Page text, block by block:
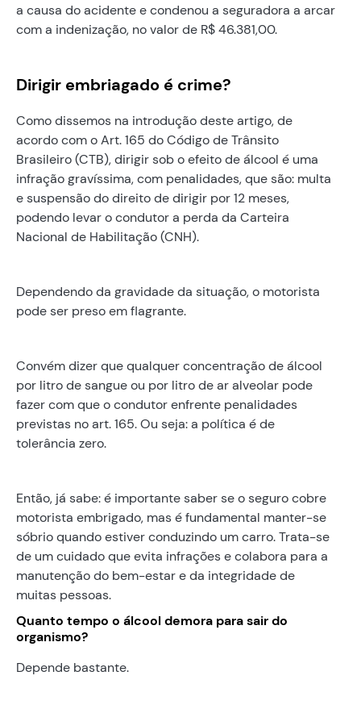
a causa do acidente e condenou a seguradora a arcar
com a indenização, no valor de R$ 46.381,00.
Dirigir embriagado é crime?
Como dissemos na introdução deste artigo, de
acordo com o Art. 165 do Código de Trânsito
Brasileiro (CTB), dirigir sob o efeito de álcool é uma
infração gravíssima, com penalidades, que são: multa
e suspensão do direito de dirigir por 12 meses,
podendo levar o condutor a perda da Carteira
Nacional de Habilitação (CNH).
Dependendo da gravidade da situação, o motorista
pode ser preso em flagrante.
Convém dizer que qualquer concentração de álcool
por litro de sangue ou por litro de ar alveolar pode
fazer com que o condutor enfrente penalidades
previstas no art. 165. Ou seja: a política é de
tolerância zero.
Então, já sabe: é importante saber se o seguro cobre
motorista embrigado, mas é fundamental manter-se
sóbrio quando estiver conduzindo um carro. Trata-se
de um cuidado que evita infrações e colabora para a
manutenção do bem-estar e da integridade de
muitas pessoas.
Quanto tempo o álcool demora para sair do
organismo?
Depende bastante.